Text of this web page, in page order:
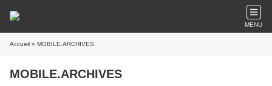
MENU
Accueil » MOBILE.ARCHIVES
MOBILE.ARCHIVES